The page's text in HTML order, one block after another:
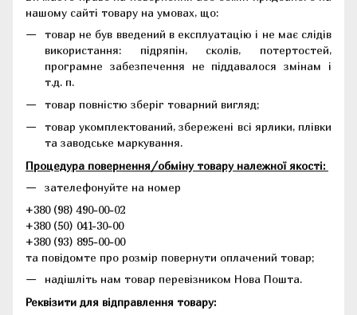
нашому сайті товару на умовах, що:
товар не був введений в експлуатацію і не має слідів
використання: підряпін, сколів, потертостей,
програмне забезпечення не піддавалося змінам і
т.д. п.
товар повністю зберіг товарний вигляд;
товар укомплектований, збережені всі ярлики, плівки
та заводське маркування.
Процедура повернення/обміну товару належної якості:
зателефонуйте на номер
+380 (98) 490-00-02
+380 (50) 041-30-00
+380 (93) 895-00-00
та повідомте про розмір повернути оплачений товар;
надішліть нам товар перевізником Нова Пошта.
Реквізити для відправлення товару: